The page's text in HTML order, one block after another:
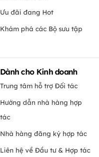
Ưu đãi đang Hot
Khám phá các Bộ sưu tập
Dành cho Kinh doanh
Trung tâm hỗ trợ Đối tác
Hướng dẫn nhà hàng hợp
tác
Nhà hàng đăng ký hợp tác
Liên hệ về Đầu tư & Hợp tác